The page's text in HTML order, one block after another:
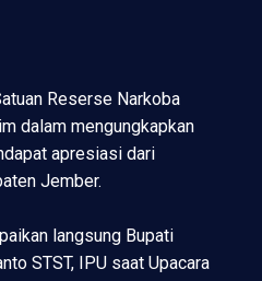
Reserse Narkoba
dalam mengungkapkan
apresiasi dari
Jember.
langsung Bupati
STST, IPU saat Upacara